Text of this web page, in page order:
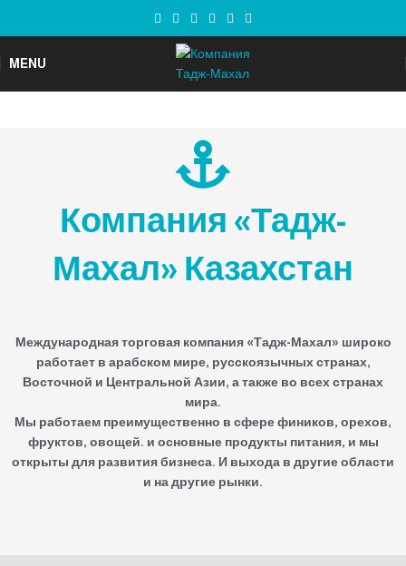
MENU
Компания «Тадж-
Махал» Казахстан
Международная торговая компания «Тадж-Махал» широко
работает в арабском мире, русскоязычных странах,
Восточной и Центральной Азии, а также во всех странах
мира.
Мы работаем преимущественно в сфере фиников, орехов,
фруктов, овощей. и основные продукты питания, и мы
открыты для развития бизнеса. И выхода в другие области
и на другие рынки.